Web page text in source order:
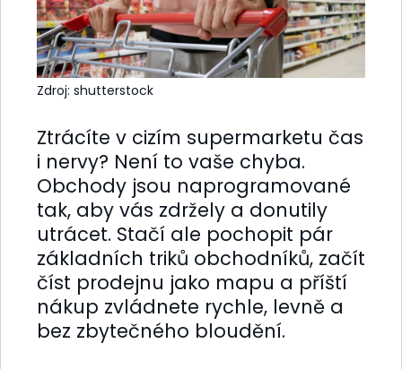
Zdroj: shutterstock
Ztrácíte v cizím supermarketu čas
i nervy? Není to vaše chyba.
Obchody jsou naprogramované
tak, aby vás zdržely a donutily
utrácet. Stačí ale pochopit pár
základních triků obchodníků, začít
číst prodejnu jako mapu a příští
nákup zvládnete rychle, levně a
bez zbytečného bloudění.